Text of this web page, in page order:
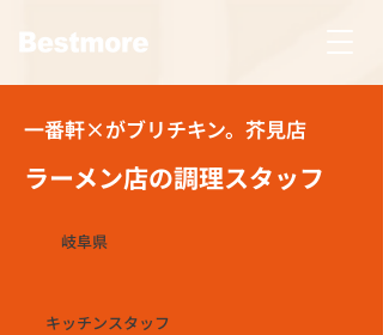
一番軒×がブリチキン。芥見店
ラーメン店の調理スタッフ
岐阜県
キッチンスタッフ